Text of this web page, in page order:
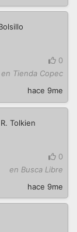
0
en Tienda Copec
hace 9me
Tolkien
0
en Busca Libre
hace 9me